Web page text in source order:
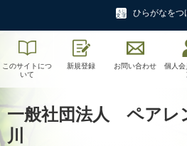
ひらがなをつ
このサイトにつ
いて
新規登録 お問い合わせ
個人会
一般社団法人 ペアレ
川